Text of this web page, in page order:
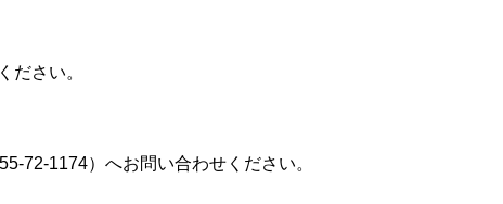
ださい。
72-1174）へお問い合わせください。